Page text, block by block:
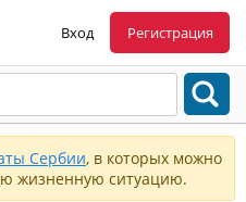
Вход Регистрация
Сербии, в которых можно
жизненную ситуацию.